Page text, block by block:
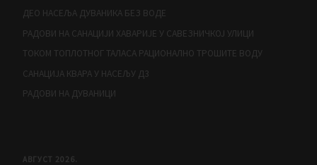
ДЕО НАСЕЉА ДУВАНИКА БЕЗ ВОДЕ
РАДОВИ НА САНАЦИЈИ ХАВАРИЈЕ У САВЕЗНИЧКОЈ УЛИЦИ
ТОКОМ ТОПЛОТНОГ ТАЛАСА РАЦИОНАЛНО ТРОШИТЕ ВОДУ
САНАЦИЈА КВАРА У НАСЕЉУ Д3
РАДОВИ НА ДУВАНИЦИ
АВГУСТ 2026.